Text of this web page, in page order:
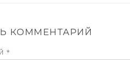
КОММЕНТАРИЙ
*